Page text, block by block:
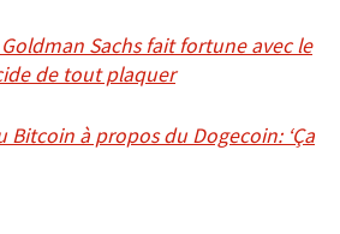
Sachs fait fortune avec le
de tout plaquer
Bitcoin à propos du Dogecoin: ‘Ça